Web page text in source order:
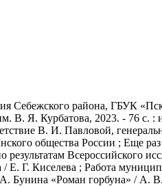
Себежского района, ГБУК
Я. Курбатова, 2023. - 76 с. :
В. И. Павловой,
общества России ; Еще
Всероссийского
Г. Киселева ; Работа
«Роман горбуна» / А.